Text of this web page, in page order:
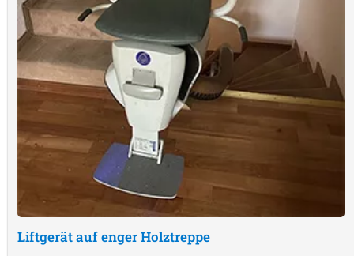
Liftgerät auf enger Holztreppe